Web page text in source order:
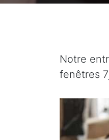
Notre
fenêtres